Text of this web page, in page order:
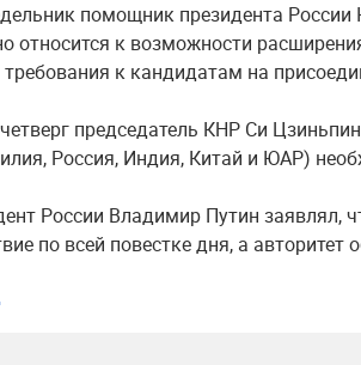
помощник президента
относится к возможности
к кандидатам на
председатель КНР Си
Россия, Индия, Китай и ЮАР)
России Владимир Путин заявлял,
по всей повестке дня, а